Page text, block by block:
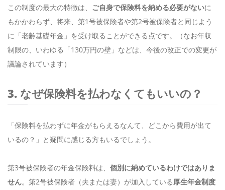
この制度の最大の特徴は、 ご自身で保険料を納める必要がないに
もかかわらず、将来、第1号被保険者や第2号被保険者と同じよう
に「老齢基礎年金」を受け取ることができる点です。（なお年収
制限の、いわゆる「130万円の壁」などは、今後の改正での変更が
議論されています）
3. なぜ保険料を払わなくてもいいの？
「保険料を払わずに年金がもらえるなんて、どこから費用が出て
いるの？」と疑問に感じる方もいるでしょう。
第3号被保険者の年金保険料は、 個別に納めているわけではありま
せん。第2号被保険者（夫または妻）が加入している厚生年金制度